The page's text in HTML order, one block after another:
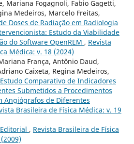
Mariana Fogagnoli, Fabio Gagetti,
Medeiros, Marcelo Freitas,
Doses de Radiação em Radiologia
Estudo da Viabilidade
do Software OpenREM , Revista
Médica: v. 18 (2024)
França, Antônio Daud,
Caixeta, Regina Medeiros,
Estudo Comparativo de Indicadores
Submetidos a Procedimentos
Angiógrafos de Diferentes
Brasileira de Física Médica: v. 19
Editorial , Revista Brasileira de Física